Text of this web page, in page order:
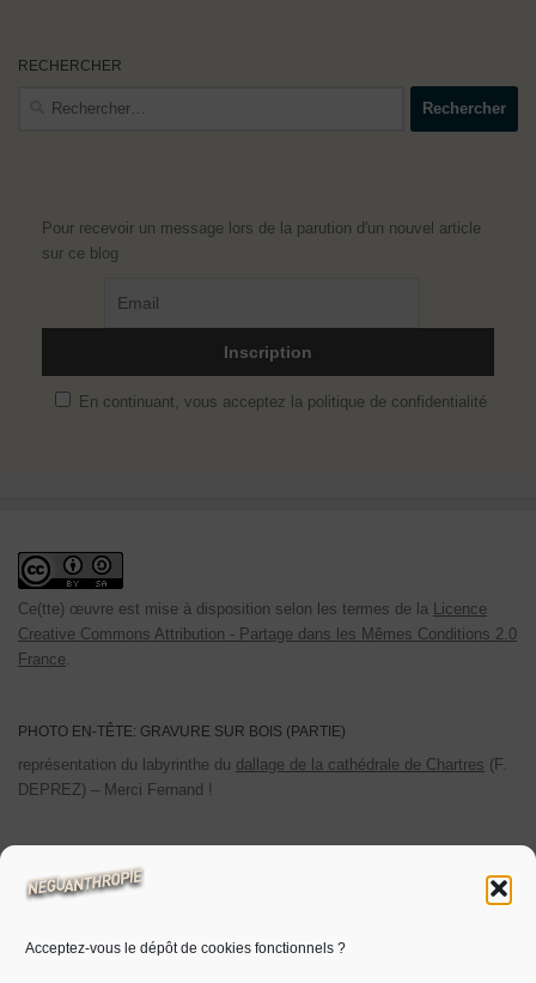
Acceptez-vous le dépôt de cookies fonctionnels ?
RECHERCHER
Pour recevoir un message lors de la parution d'un nouvel article
sur ce blog
En continuant, vous acceptez la politique de confidentialité
Ce(tte) œuvre est mise à disposition selon les termes de la Licence
Creative Commons Attribution - Partage dans les Mêmes Conditions 2.0
France
PHOTO EN-TÊTE: GRAVURE SUR BOIS (PARTIE)
représentation du labyrinthe du dallage de la cathédrale de Chartres (F.
DEPREZ) – Merci Fernand !
POLITIQUE DE CONFIDENTIALITÉ